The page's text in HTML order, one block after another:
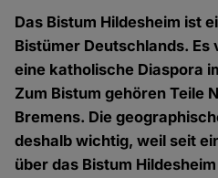
Das Bistum Hildesheim ist
Bistümer Deutschlands.
eine katholische Diaspora
Zum Bistum gehören Teile
Bremens. Die
deshalb wichtig, weil seit
über das Bistum